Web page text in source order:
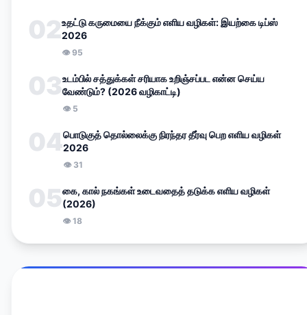
02உதட்டு கருமையை நீக்கும் எளிய வழிகள்: இயற்கை டிப்ஸ்
2026
👁95
03உடம்பில் சத்துக்கள் சரியாக உறிஞ்சப்பட என்ன செய்ய
வேண்டும்? (2026 வழிகாட்டி)
👁5
04பொடுகுத் தொல்லைக்கு நிரந்தர தீர்வு பெற எளிய வழிகள்
2026
👁31
05கை, கால் நகங்கள் உடைவதைத் தடுக்க எளிய வழிகள்
(2026)
👁18